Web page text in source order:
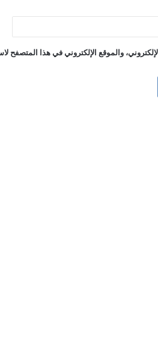
والموقع الإلكتروني في هذا المتصفح